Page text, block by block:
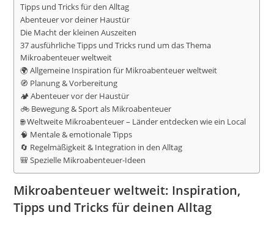
Tipps und Tricks für den Alltag
Abenteuer vor deiner Haustür
Die Macht der kleinen Auszeiten
37 ausführliche Tipps und Tricks rund um das Thema
Mikroabenteuer weltweit
🌍 Allgemeine Inspiration für Mikroabenteuer weltweit
🧭 Planung & Vorbereitung
🏕️ Abenteuer vor der Haustür
🚲 Bewegung & Sport als Mikroabenteuer
🌐 Weltweite Mikroabenteuer – Länder entdecken wie ein Local
🧠 Mentale & emotionale Tipps
🔄 Regelmäßigkeit & Integration in den Alltag
🎒 Spezielle Mikroabenteuer-Ideen
Mikroabenteuer weltweit: Inspiration,
Tipps und Tricks für deinen Alltag